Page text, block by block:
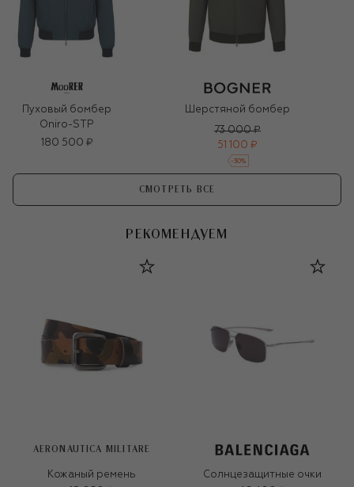
Пуховый бомбер
Oniro-STP
180 500 ₽
Шерстяной бомбер
73 000 ₽
51 100 ₽
-30%
СМОТРЕТЬ ВСЕ
РЕКОМЕНДУЕМ
AERONAUTICA MILITARE
Кожаный ремень
Солнцезащитные очки